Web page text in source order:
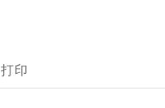
打印